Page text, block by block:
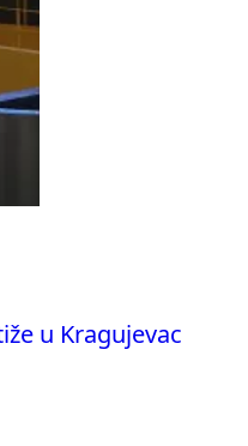
u Kragujevac